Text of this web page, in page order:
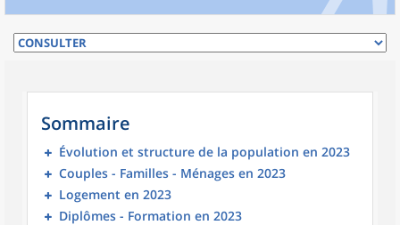
Sommaire
Évolution et structure de la population en 2023
Couples - Familles - Ménages en 2023
Logement en 2023
Diplômes - Formation en 2023